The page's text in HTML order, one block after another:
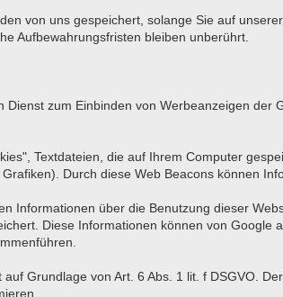
von uns gespeichert, solange Sie auf
Aufbewahrungsfristen bleiben unberührt.
zum Einbinden von Werbeanzeigen
Textdateien, die auf Ihrem Computer
Durch diese Web Beacons können
Informationen über die Benutzung dieser
Diese Informationen können von
Grundlage von Art. 6 Abs. 1 lit. f DSGVO.